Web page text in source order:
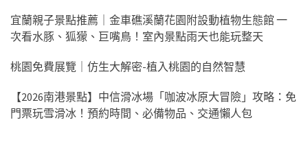
宜蘭親子景點推薦｜金車礁溪蘭花園附設動植物生態館 一
次看水豚、狐獴、巨嘴鳥！室內景點雨天也能玩整天
桃園免費展覽｜仿生大解密-植入桃園的自然智慧
【2026南港景點】中信滑冰場「咖波冰原大冒險」攻略：免
門票玩雪滑冰！預約時間、必備物品、交通懶人包